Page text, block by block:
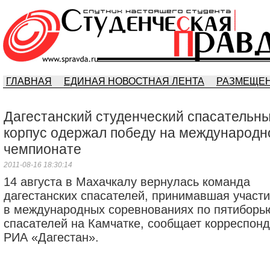
ГЛАВНАЯ ЕДИНАЯ НОВОСТНАЯ ЛЕНТА
Дагестанский студенческий
корпус одержал победу на
чемпионате
2011-08-16 18:30:14
14 августа в Махачкалу вернулась команда
дагестанских спасателей, принимавшая
в международных соревнованиях по
спасателей на Камчатке, сообщает
РИА «Дагестан».